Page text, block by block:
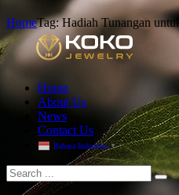
HomeTag: Hadiah Tunangan
Home
About Us
News
Contact Us
Bahasa Indonesia ▼